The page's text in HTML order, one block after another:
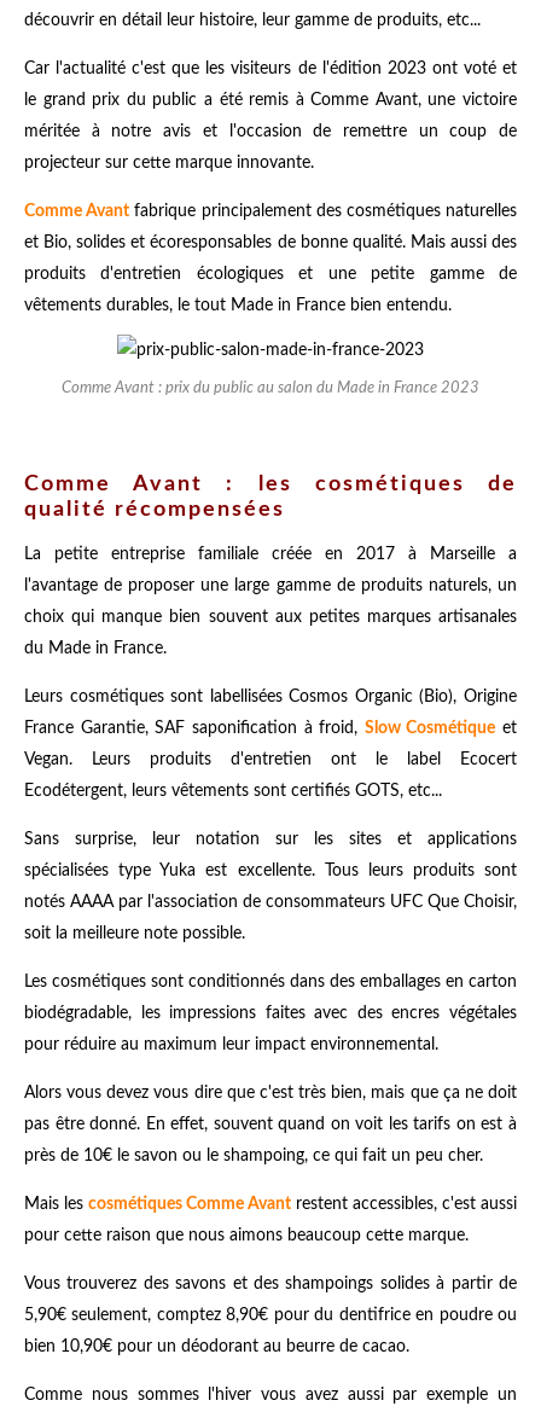
découvrir en détail leur histoire, leur gamme de produits, etc...
Car l'actualité c'est que les visiteurs de l'édition 2023 ont voté et
le grand prix du public a été remis à Comme Avant, une victoire
méritée à notre avis et l'occasion de remettre un coup de
projecteur sur cette marque innovante.
Comme Avant fabrique principalement des cosmétiques naturelles
et Bio, solides et écoresponsables de bonne qualité. Mais aussi des
produits d'entretien écologiques et une petite gamme de
vêtements durables, le tout Made in France bien entendu.
Comme Avant : prix du public au salon du Made in France 2023
Comme Avant : les cosmétiques de
qualité récompensées
La petite entreprise familiale créée en 2017 à Marseille a
l'avantage de proposer une large gamme de produits naturels, un
choix qui manque bien souvent aux petites marques artisanales
du Made in France.
Leurs cosmétiques sont labellisées Cosmos Organic (Bio), Origine
France Garantie, SAF saponification à froid, Slow Cosmétique et
Vegan. Leurs produits d'entretien ont le label Ecocert
Ecodétergent, leurs vêtements sont certifiés GOTS, etc...
Sans surprise, leur notation sur les sites et applications
spécialisées type Yuka est excellente. Tous leurs produits sont
notés AAAA par l'association de consommateurs UFC Que Choisir,
soit la meilleure note possible.
Les cosmétiques sont conditionnés dans des emballages en carton
biodégradable, les impressions faites avec des encres végétales
pour réduire au maximum leur impact environnemental.
Alors vous devez vous dire que c'est très bien, mais que ça ne doit
pas être donné. En effet, souvent quand on voit les tarifs on est à
près de 10€ le savon ou le shampoing, ce qui fait un peu cher.
Mais les cosmétiques Comme Avant restent accessibles, c'est aussi
pour cette raison que nous aimons beaucoup cette marque.
Vous trouverez des savons et des shampoings solides à partir de
5,90€ seulement, comptez8,90€ pour du dentifrice en poudre ou
bien 10,90€ pour un déodorant au beurre de cacao.
Comme nous sommes l'hiver vous avez aussi par exemple un